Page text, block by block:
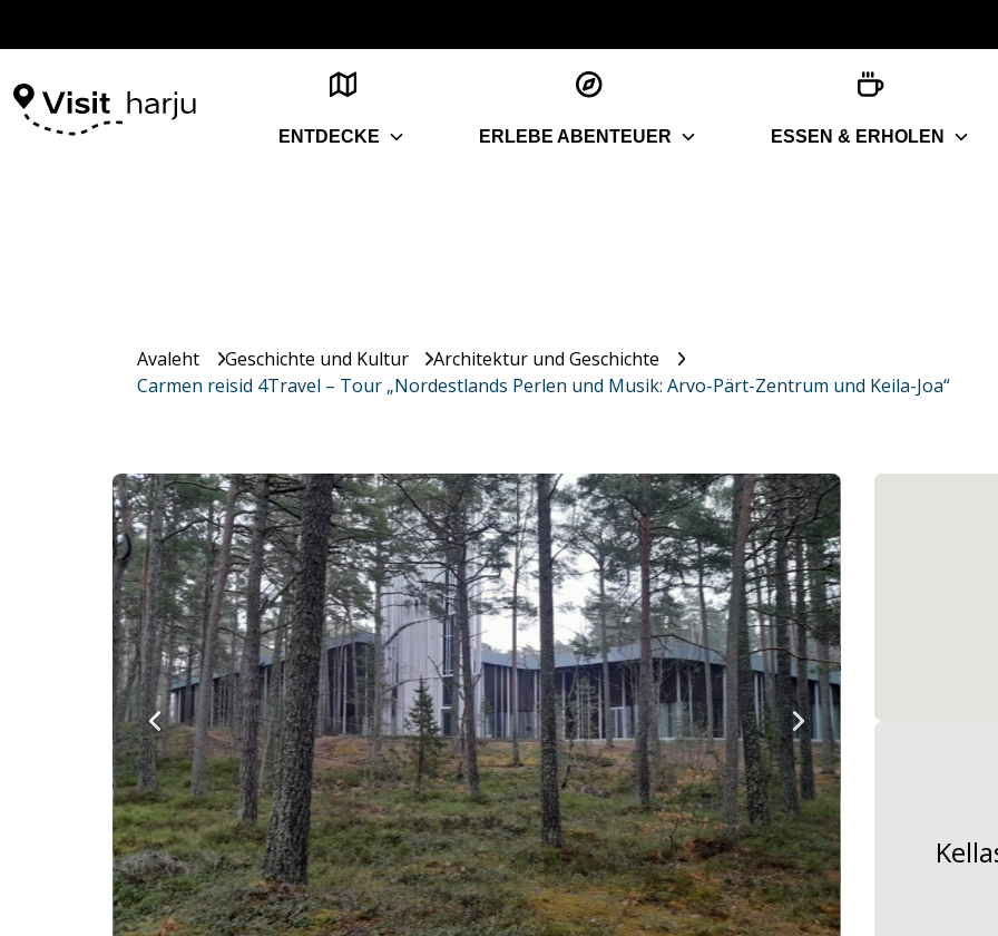
ENTDECKE ERLEBE ABENTEUER ESSEN & ERHOLEN
Avaleht Geschichte und Kultur
Architektur und Geschichte
Carmen reisid 4Travel – Tour „Nordestlands Perlen und Musik: Arvo-Pärt-Zentrum und Keila-Joa“